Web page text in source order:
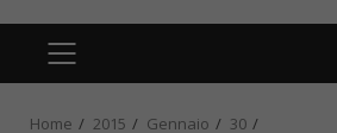
PRIMARY
MENU
Home 2015 Gennaio
30